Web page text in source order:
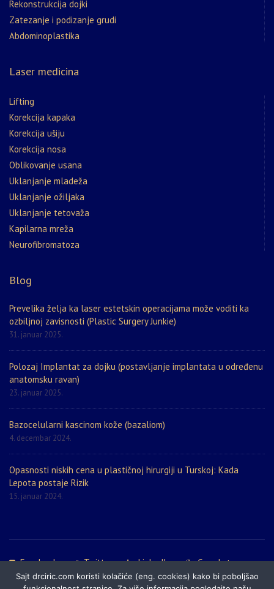
Rekonstrukcija dojki
Zatezanje i podizanje grudi
Abdominoplastika
Laser medicina
Lifting
Korekcija kapaka
Korekcija ušiju
Korekcija nosa
Oblikovanje usana
Uklanjanje mladeža
Uklanjanje ožiljaka
Uklanjanje tetovaža
Kapilarna mreža
Neurofibromatoza
Blog
Prevelika želja ka laser estetskin operacijama može voditi ka
ozbiljnoj zavisnosti (Plastic Surgery Junkie)
31. januar 2025.
Polozaj Implantat za dojku (postavljanje implantata u određenu
anatomsku ravan)
23. januar 2025.
Bazocelularni kascinom kože (bazaliom)
4. decembar 2024.
Opasnosti niskih cena u plastičnoj hirurgiji u Turskoj: Kada
Lepota postaje Rizik
15. januar 2024.
Facebook Twitter LinkedIn
Google+
Politika privatnosti
Prijatelji sajta Mapa sajta
Sajt drciric.com koristi kolačiće (eng. cookies) kako bi poboljšao